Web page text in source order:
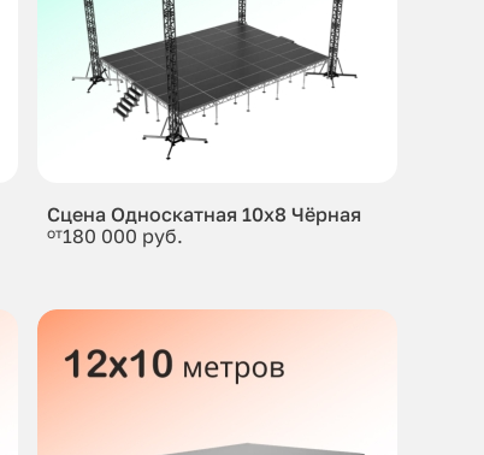
Сцена Односкатная 10x8 Чёрная
от180 000 руб.